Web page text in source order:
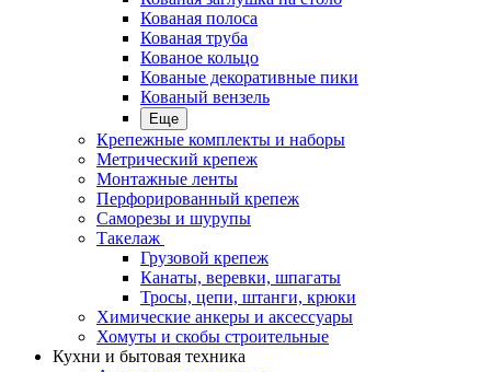
Кованая полоса
Кованая труба
Кованое кольцо
Кованые декоративные пики
Кованый вензель
Еще
Крепежные комплекты и наборы
Метрический крепеж
Монтажные ленты
Перфорированный крепеж
Саморезы и шурупы
Такелаж
Грузовой крепеж
Канаты, веревки, шпагаты
Тросы, цепи, штанги, крюки
Химические анкеры и аксессуары
Хомуты и скобы строительные
Кухни и бытовая техника